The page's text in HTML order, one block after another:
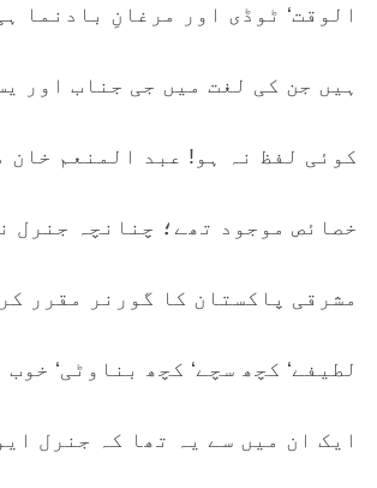
الوقت‘ ٹوڈی اور مرغانِ بادنما
ہیں جن کی لغت میں جی جناب اور
کوئی لفظ نہ ہو! عبد المنعم خان
خصائص موجود تھے؛ چنانچہ جنرل
مشرقی پاکستان کا گورنر مقرر
لطیفے‘ کچھ سچے‘ کچھ بناوٹی‘
ایک ان میں سے یہ تھا کہ جنرل